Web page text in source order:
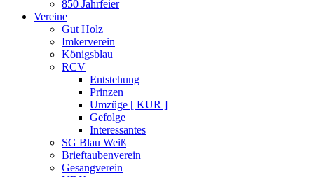
850 Jahrfeier
Vereine
Gut Holz
Imkerverein
Königsblau
RCV
Entstehung
Prinzen
Umzüge [ KUR ]
Gefolge
Interessantes
SG Blau Weiß
Brieftaubenverein
Gesangverein